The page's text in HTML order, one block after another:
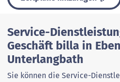
Service-
Geschäft billa in
Unterlangbath
Sie können die Service-